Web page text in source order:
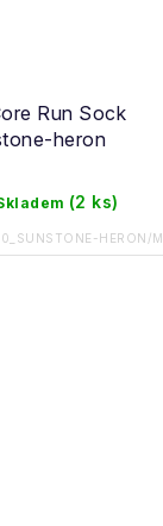
Run Sock
heron
(2 ks)
HERON/M